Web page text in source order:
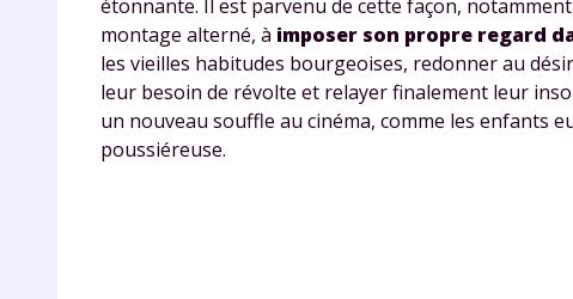
étonnante. Il est parvenu de cette façon,
montage alterné, à imposer son propre regard
les vieilles habitudes bourgeoises, redonner au
leur besoin de révolte et relayer finalement leur
un nouveau souffle au cinéma, comme les enfants
poussiéreuse.